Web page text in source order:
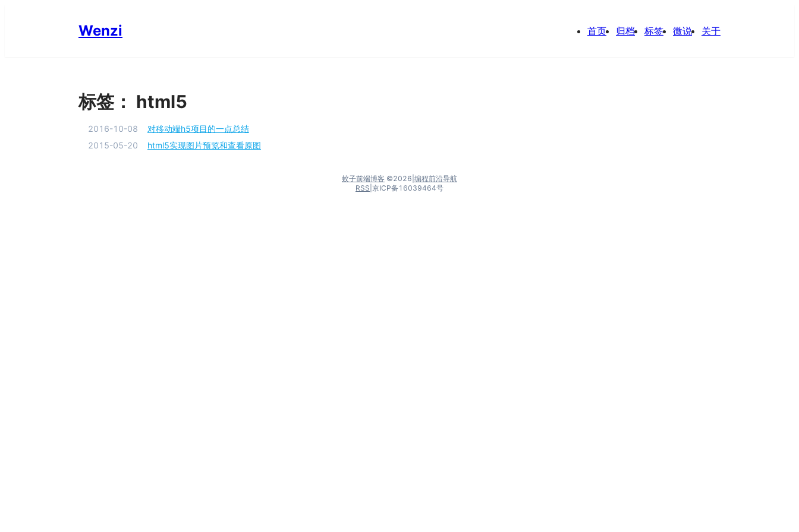
Wenzi 首页 归档 标签 微说 关于
标签： html5
2016-10-08
对移动端h5项目的一点总结
2015-05-20
html5实现图片预览和查看原图
蚊子前端博客 ©2026 编程前沿导航
RSS 京ICP备16039464号